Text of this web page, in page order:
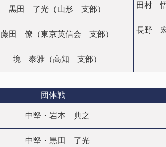
黒田 了光（山形 支部） 田村
藤田 僚（東京英信会 支部） 長野
境 泰雅（高知 支部）
団体戦
中堅・岩本 典之
中堅・黒田 了光